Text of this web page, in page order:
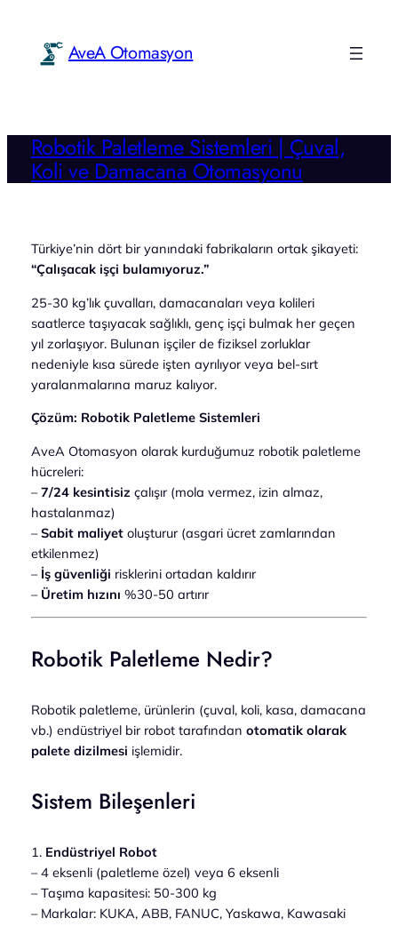
AveA Otomasyon
Robotik Paletleme Sistemleri | Çuval,
Koli ve Damacana Otomasyonu
Türkiye’nin dört bir yanındaki fabrikaların ortak şikayeti:
“Çalışacak işçi bulamıyoruz.”
25-30 kg’lık çuvalları, damacanaları veya kolileri
saatlerce taşıyacak sağlıklı, genç işçi bulmak her geçen
yıl zorlaşıyor. Bulunan işçiler de fiziksel zorluklar
nedeniyle kısa sürede işten ayrılıyor veya bel-sırt
yaralanmalarına maruz kalıyor.
Çözüm: Robotik Paletleme Sistemleri
AveA Otomasyon olarak kurduğumuz robotik paletleme
hücreleri:
–7/24 kesintisiz çalışır (mola vermez, izin almaz,
hastalanmaz)
–Sabit maliyetoluşturur (asgari ücret zamlarından
etkilenmez)
– İş güvenliği risklerini ortadan kaldırır
– Üretim hızını %30-50 artırır
Robotik Paletleme Nedir?
Robotik paletleme, ürünlerin (çuval, koli, kasa, damacana
vb.) endüstriyel bir robot tarafından otomatik olarak
palete dizilmesi işlemidir.
Sistem Bileşenleri
1. Endüstriyel Robot
– 4 eksenli (paletleme özel) veya 6 eksenli
– Taşıma kapasitesi: 50-300 kg
– Markalar: KUKA, ABB, FANUC, Yaskawa, Kawasaki